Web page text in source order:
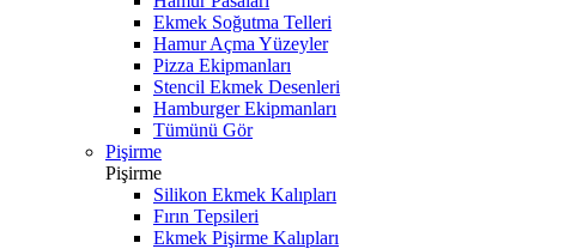
Ekmek Soğutma Telleri
Hamur Açma Yüzeyler
Pizza Ekipmanları
Stencil Ekmek Desenleri
Hamburger Ekipmanları
Tümünü Gör
Pişirme
Pişirme
Silikon Ekmek Kalıpları
Fırın Tepsileri
Ekmek Pişirme Kalıpları